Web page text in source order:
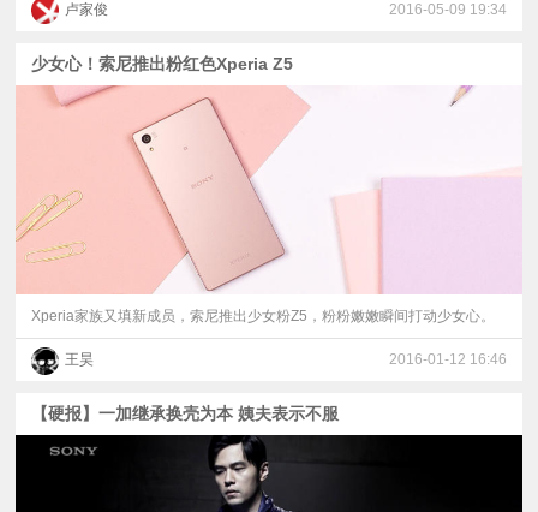
卢家俊 2016-05-09 19:34
少女心！索尼推出粉红色Xperia Z5
Xperia家族又填新成员，索尼推出少女粉Z5，粉粉嫩嫩瞬间打动少女心。
王昊 2016-01-12 16:46
【硬报】一加继承换壳为本 姨夫表示不服